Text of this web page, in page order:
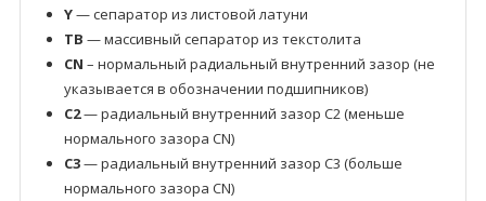
Y— сепаратор из листовой латуни
TB — массивный сепаратор из текстолита
CN – нормальный радиальный внутренний зазор (не
указывается в обозначении подшипников)
C2— радиальный внутренний зазор C2 (меньше
нормального зазора CN)
C3— радиальный внутренний зазор C3 (больше
нормального зазора CN)